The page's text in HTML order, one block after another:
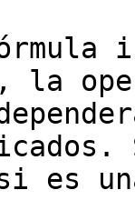
la
es